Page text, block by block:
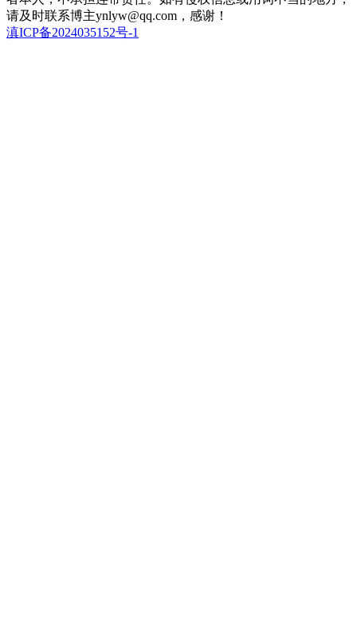
请及时联系博主ynlyw@qq.com，感谢！
滇ICP备2024035152号-1